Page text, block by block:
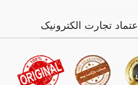
تجارت الکترونیک